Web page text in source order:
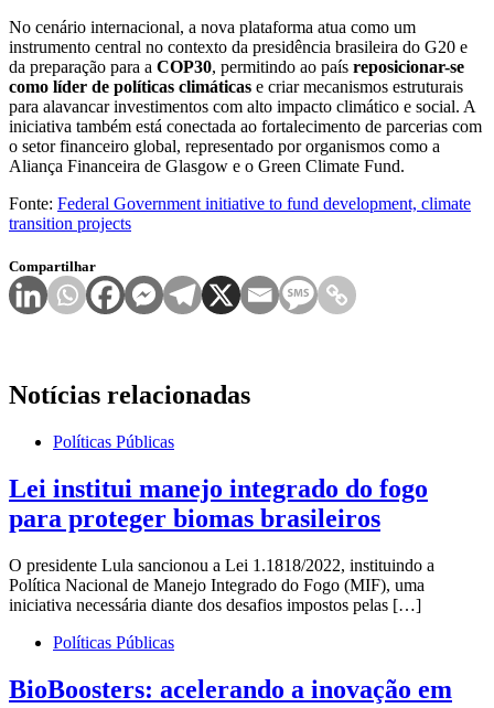
No cenário internacional, a nova plataforma atua como um
instrumento central no contexto da presidência brasileira do G20 e
da preparação para a COP30, permitindo ao país reposicionar-se
como líder de políticas climáticas e criar mecanismos estruturais
para alavancar investimentos com alto impacto climático e social. A
iniciativa também está conectada ao fortalecimento de parcerias com
o setor financeiro global, representado por organismos como a
Aliança Financeira de Glasgow e o Green Climate Fund.
Fonte: Federal Government initiative to fund development, climate
transition projects
Compartilhar
Notícias relacionadas
Políticas Públicas
Lei institui manejo integrado do fogo
para proteger biomas brasileiros
O presidente Lula sancionou a Lei 1.1818/2022, instituindo a
Política Nacional de Manejo Integrado do Fogo (MIF), uma
iniciativa necessária diante dos desafios impostos pelas […]
Políticas Públicas
BioBoosters: acelerando a inovação em